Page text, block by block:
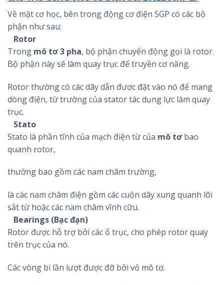
Về mặt cơ học, bên trong động cơ điện SGP có các bộ
phận như sau:
Rotor
Trong mô tơ 3 pha, bộ phận chuyển động gọi là rotor.
Bộ phận này sẽ làm quay trục để truyền cơ năng.
Rotor thường có các dây dẫn được đặt vào nó để mang
dòng điện, từ trường của stator tác dụng lực làm quay
trục.
Stato
Stato là phần tĩnh của mạch điện từ của mô tơbao
quanh rotor,
thường bao gồm các nam châm trường,
là các nam châm điện gồm các cuộn dây xung quanh lõi
sắt từ hoặc các nam châm vĩnh cữu.
Bearings (Bạc đạn)
Rotor được hỗ trợ bởi các ổ trục, cho phép rotor quay
trên trục của nó.
Các vòng bi lần lượt được đỡ bởi vỏ mô tơ.